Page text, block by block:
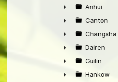
►
Anhui
►
Canton
►
Changsha
►
Dairen
►
Guilin
Hankow